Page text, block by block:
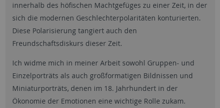
innerhalb des höfischen Machtgefüges zu einer Zeit, in der
sich die modernen Geschlechterpolaritäten konturierten.
Diese Polarisierung tangiert auch den
Freundschaftsdiskurs dieser Zeit.
Ich widme mich in meiner Arbeit sowohl Gruppen- und
Einzelporträts als auch großformatigen Bildnissen und
Miniaturporträts, denen im 18. Jahrhundert in der
Ökonomie der Emotionen eine wichtige Rolle zukam.